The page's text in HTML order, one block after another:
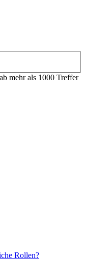
mehr als 1000 Treffer
Rollen?